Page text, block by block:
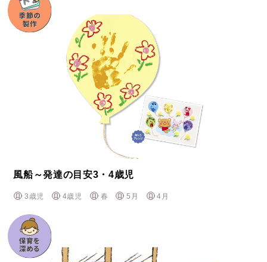
風船～発達の目安3・4歳児
3歳児 4歳児 春 5月 4月